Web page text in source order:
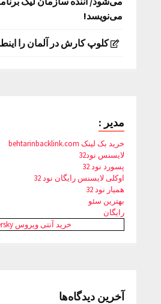
می‌نویسد!
کلوپ کارش در آلمان را
مدیر :
خرید بک لینک behtarinbacklink.com
لایسنس نود32
پسورد نود 32
اوکلی لایسنس رایگان نود 32
همیار نود 32
بهترین سئو
رایگان
خرید آنتی ویروس Kaspersky
آخرین دیدگاه‌ها